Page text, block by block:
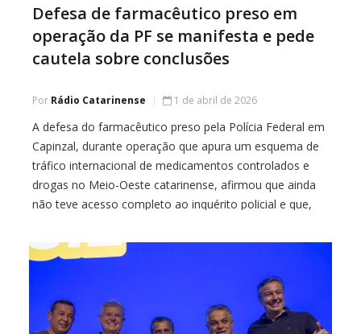
Defesa de farmacêutico preso em
operação da PF se manifesta e pede
cautela sobre conclusões
Por Rádio Catarinense 1 de abril de 2026
A defesa do farmacêutico preso pela Polícia Federal em
Capinzal, durante operação que apura um esquema de
tráfico internacional de medicamentos controlados e
drogas no Meio-Oeste catarinense, afirmou que ainda
não teve acesso completo ao inquérito policial e que,
sobre o caso. A prisão em flagrante ocorreu […]